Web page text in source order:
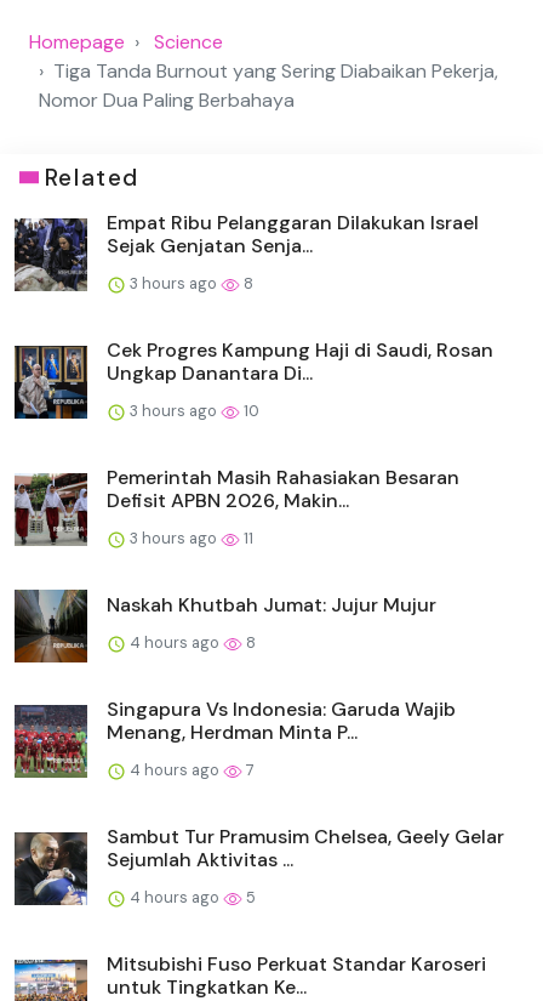
Homepage
Science
Tiga Tanda Burnout yang Sering Diabaikan Pekerja,
Nomor Dua Paling Berbahaya
Related
Empat Ribu Pelanggaran Dilakukan Israel
Sejak Genjatan Senja...
3 hours ago 8
Cek Progres Kampung Haji di Saudi, Rosan
Ungkap Danantara Di...
3 hours ago 10
Pemerintah Masih Rahasiakan Besaran
Defisit APBN 2026, Makin...
3 hours ago 11
Naskah Khutbah Jumat: Jujur Mujur
4 hours ago 8
Singapura Vs Indonesia: Garuda Wajib
Menang, Herdman Minta P...
4 hours ago 7
Sambut Tur Pramusim Chelsea, Geely Gelar
Sejumlah Aktivitas ...
4 hours ago 5
Mitsubishi Fuso Perkuat Standar Karoseri
untuk Tingkatkan Ke...